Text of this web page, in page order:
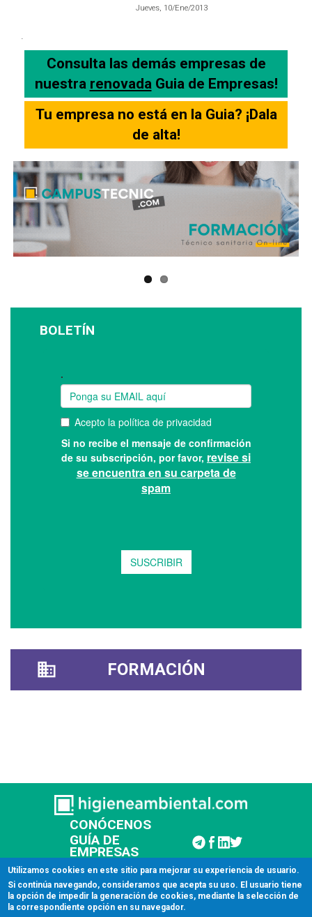
Jueves, 10/Ene/2013
.
Consulta las demás empresas de
nuestra renovadaGuia de Empresas!
Tu empresa no está en la Guia? ¡Dala
de alta!
BOLETÍN
FORMACIÓN
CONÓCENOS
GUÍA DE
EMPRESAS
CONTACTAR
© 2026 Higiene Ambiental
Utilizamos cookies en este sitio para mejorar su experiencia de usuario.
Si continúa navegando, consideramos que acepta su uso. El usuario tiene
la opción de impedir la generación de cookies, mediante la selección de
la correspondiente opción en su navegador.